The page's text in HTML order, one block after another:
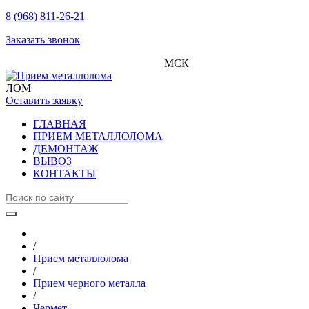
8 (968) 811-26-21
Заказать звонок
МСК
ЛОМ
Оставить заявку
ГЛАВНАЯ
ПРИЕМ МЕТАЛЛОЛОМА
ДЕМОНТАЖ
ВЫВОЗ
КОНТАКТЫ
/
Прием металлолома
/
Прием черного металла
/